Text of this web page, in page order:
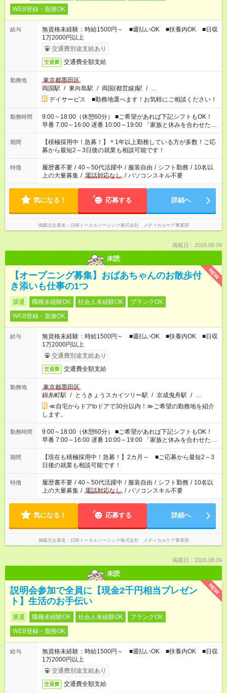
WEB登録・面接OK
給与
無資格未経験：時給1500円～ ■週払いOK ■扶養内OK ■日収
1万2000円以上
交通費別途支給あり
交通費 交通費全額支給
勤務地
東京都墨田区
両国駅 / 東向島駅 / 両国(都営線)駅 / …
デイサービス ■勤務地選べます！お気軽にご相談ください！
勤務時間
9:00～18:00（休憩60分） ■ご希望があれば下記シフトもOK！
早番 7:00～16:00 遅番 10:00～19:00 「家族と休みを合わせた
い」 「余裕を持って夕飯の準備がしたい」 「できれば残業はし
たくない」 など、ご希望を教えてくださいね。 ※Wワーク希望
の方へ 今ご覧のお仕事で希望する勤務時間と、もう1つのお仕事
の勤務時間。 合計で週40時間を超える場合は応募できません。
期間
【積極採用中！急募！】＊1年以上勤務している方が多数！ご応
募から最短2～3日後の就業も相談可能です！
特徴 履歴書不要 / 40～50代活躍中 / 服装自由 / シフト勤務 / 10名以
上の大量募集 / 電話対応なし / パソコンスキル不要
気になる！ 応募する 詳細へ
掲載元企業名 日研トータルソーシング株式会社 メディカルケア事業部
掲載日：2026.08.09
未読
NEW
【オープニング募集】おばあちゃんのお散歩付
き添いも仕事の1つ
派遣 職種未経験OK 社会人未経験OK
ブランクOK
WEB登録・面接OK
給与
無資格未経験：時給1500円～ ■週払いOK ■扶養内OK ■日収
1万2000円以上
交通費別途支給あり
交通費 交通費全額支給
勤務地
東京都墨田区
錦糸町駅 / とうきょうスカイツリー駅 / 京成曳舟駅 / …
≪自宅からドアtoドアで30分以内！≫ご希望の勤務地を紹介
します。
勤務時間
9:00～18:00（休憩60分） ■ご希望があれば下記シフトもOK！
早番 7:00～16:00 遅番 10:00～19:00 「家族と休みを合わせた
い」 「余裕を持って夕飯の準備がしたい」 「できれば残業はし
たくない」 など、ご希望を教えてくださいね。 ※Wワーク希望
の方へ 今ご覧のお仕事で希望する勤務時間と、もう1つのお仕事
の勤務時間。 合計で週40時間を超える場合は応募できません。
期間
【現在も積極採用中！急募！】2カ月～ ■ご応募から最短2～3
日後の就業も相談可能です！
特徴 履歴書不要 / 40～50代活躍中 / 服装自由 / シフト勤務 / 10名以
上の大量募集 / 電話対応なし / パソコンスキル不要
気になる！ 応募する 詳細へ
掲載元企業名 日研トータルソーシング株式会社 メディカルケア事業部
掲載日：2026.08.09
未読
NEW
説明会参加で全員に【現金2千円相当プレゼン
ト】生活のお手伝い
派遣 職種未経験OK 社会人未経験OK
ブランクOK
WEB登録・面接OK
給与
無資格未経験：時給1500円～ ■週払いOK ■扶養内OK ■日収
1万2000円以上
交通費別途支給あり
交通費 交通費全額支給